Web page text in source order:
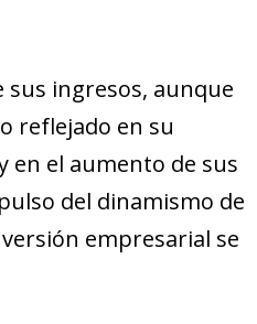
sus ingresos, aunque
reflejado en su
en el aumento de sus
del dinamismo de
empresarial se